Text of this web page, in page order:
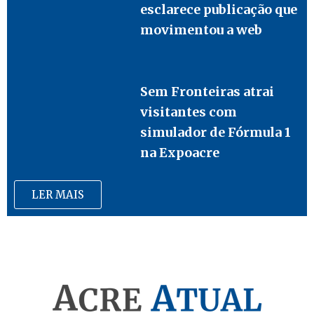
esclarece publicação que
movimentou a web
Sem Fronteiras atrai
visitantes com
simulador de Fórmula 1
na Expoacre
LER MAIS